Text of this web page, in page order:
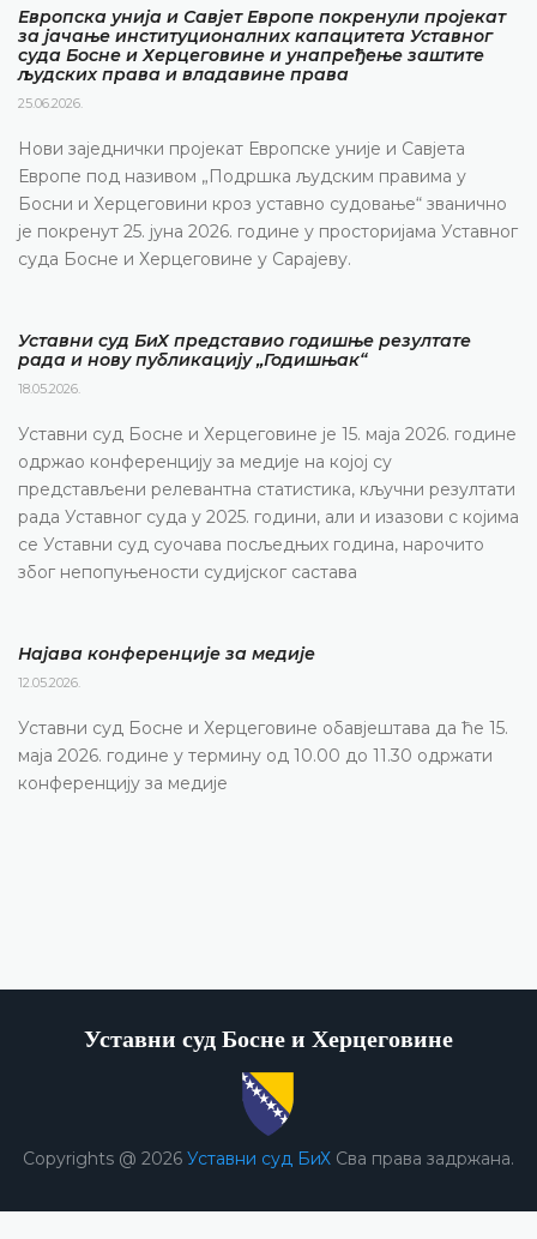
Европска унија и Савјет Европе покренули пројекат
за јачање институционалних капацитета Уставног
суда Босне и Херцеговине и унапређење заштите
људских права и владавине права
25.06.2026.
Нови заједнички пројекат Европске уније и Савјета
Европе под називом „Подршка људским правима у
Босни и Херцеговини кроз уставно судовање“ званично
је покренут 25. јуна 2026. године у просторијама Уставног
суда Босне и Херцеговине у Сарајеву.
Уставни суд БиХ представио годишње резултате
рада и нову публикацију „Годишњак“
18.05.2026.
Уставни суд Босне и Херцеговине је 15. маја 2026. године
одржао конференцију за медије на којој су
представљени релевантна статистика, кључни резултати
рада Уставног суда у 2025. години, али и изазови с којима
се Уставни суд суочава посљедњих година, нарочито
због непопуњености судијског састава
Најава конференције за медије
12.05.2026.
Уставни суд Босне и Херцеговине обавјештава да ће 15.
маја 2026. године у термину од 10.00 до 11.30 одржати
конференцију за медије
Уставни суд Босне и Херцеговине
Copyrights @ 2026 Уставни суд БиХ Сва права задржана.